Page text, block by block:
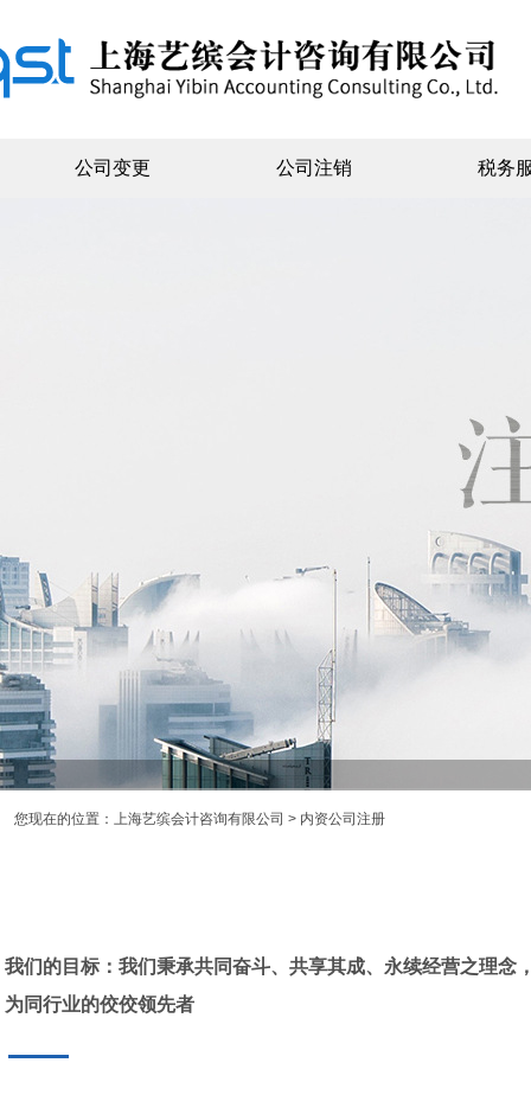
公司变更 公司注销 税务
我们的目标：我们秉承共同奋斗、共享其成、永续经营之理念
为同行业的佼佼领先者
您现在的位置： 上海艺缤会计咨询有限公司 > 内资公司注册